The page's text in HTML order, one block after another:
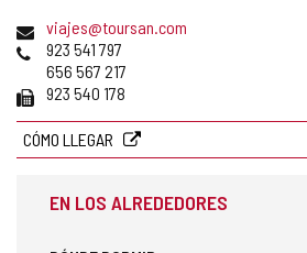
Dirección
de
correo
electrónico
viajes@toursan.com
Teléfonos
923 541 797
656 567 217
Fax 923 540 178
CÓMO LLEGAR
EN LOS ALREDEDORES